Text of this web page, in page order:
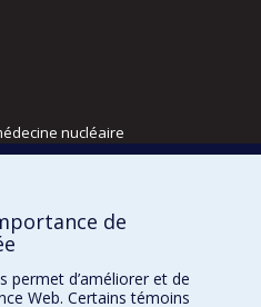
nucléaire
physique
de
permet d’améliorer et de
Web. Certains témoins